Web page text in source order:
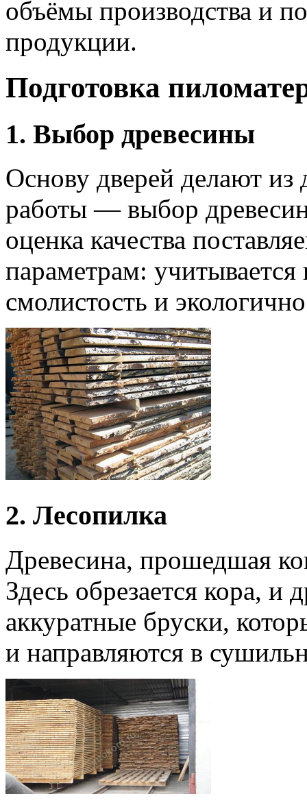
объёмы производства и
продукции.
Подготовка
1. Выбор древесины
Основу дверей делают из
работы — выбор
оценка качества
параметрам:
смолистость и
2. Лесопилка
Древесина, прошедшая
Здесь обрезается кора, и
аккуратные бруски,
и направляются в